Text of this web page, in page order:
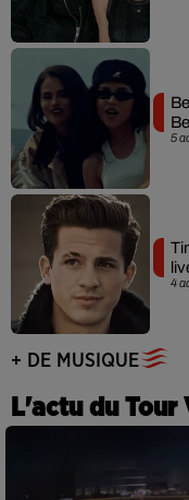
5
4
+ DE MUSIQUE
L'actu du